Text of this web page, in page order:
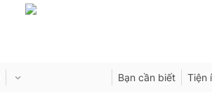
Bạn cần biết Tiện